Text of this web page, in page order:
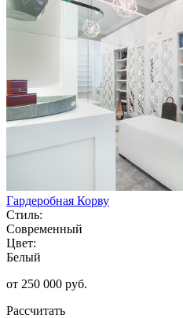
Гардеробная Корву
Стиль:
Современный
Цвет:
Белый
от 250 000 руб.
Рассчитать